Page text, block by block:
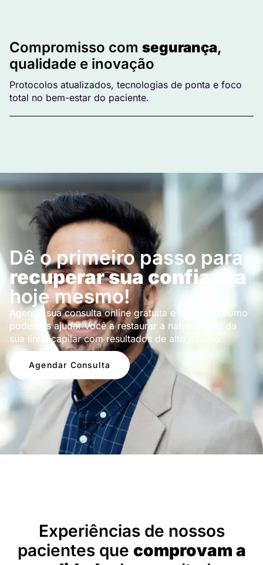
Compromisso com segurança,
qualidade e inovação
Protocolos atualizados, tecnologias de ponta e foco
total no bem-estar do paciente.
Dê o primeiro passo para
recuperar sua confiança
hoje mesmo!
Agende sua consulta online gratuita e descubra como
podemos ajudar você a restaurar a naturalidade da
sua linha capilar com resultados de alto padrão.
Agendar Consulta
Experiências de nossos
pacientes que comprovam a